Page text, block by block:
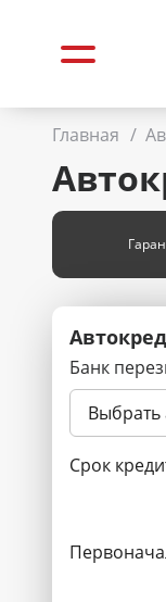
Главная /
Банк
Срок